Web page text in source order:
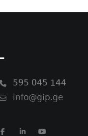
595 045 144
info@gip.ge